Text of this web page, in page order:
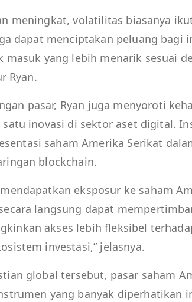
meningkat, volatilitas biasanya
dapat menciptakan peluang bagi
yang lebih menarik sesuai
Ryan.
pasar, Ryan juga menyoroti
satu inovasi di sektor aset digital.
saham Amerika Serikat
blockchain.
eksposur ke saham
langsung dapat
akses lebih fleksibel
investasi,” jelasnya.
global tersebut, pasar saham
yang banyak diperhatikan